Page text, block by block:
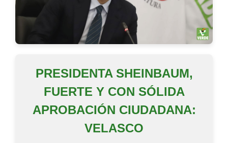
PRESIDENTA SHEINBAUM,
FUERTE Y CON SÓLIDA
APROBACIÓN CIUDADANA:
VELASCO